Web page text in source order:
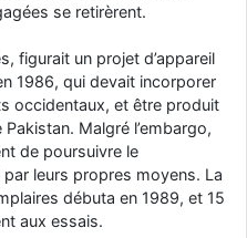
que j'étais resté dans le filtre…
un peu trop violent
se retirèrent.
figurait un projet d’appareil
1986, qui devait incorporer
occidentaux, et être produit
Malgré l’embargo,
de poursuivre le
leurs propres moyens. La
débuta en 1989, et 15
aux essais.